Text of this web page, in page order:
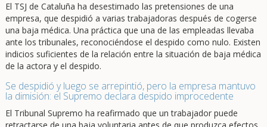
El TSJ de Cataluña ha desestimado las pretensiones de una
empresa, que despidió a varias trabajadoras después de cogerse
una baja médica. Una práctica que una de las empleadas llevaba
ante los tribunales, reconociéndose el despido como nulo. Existen
indicios suficientes de la relación entre la situación de baja médica
de la actora y el despido.
Se despidió y luego se arrepintió, pero la empresa mantuvo
la dimisión: el Supremo declara despido improcedente
El Tribunal Supremo ha reafirmado que un trabajador puede